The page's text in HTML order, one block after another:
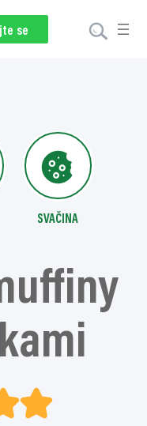
se
práce
SVAČINA